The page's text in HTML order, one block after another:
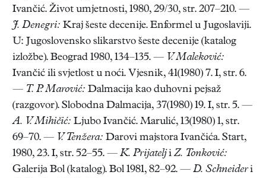
Ivančić. Život umjetnosti, 1980, 29/30, str. 207–210. —
J. Denegri: Kraj šeste decenije. Enformel u Jugoslaviji.
U: Jugoslovensko slikarstvo šeste decenije (katalog
izložbe). Beograd 1980, 134–135. — V. Maleković:
Ivančić ili svjetlost u noći. Vjesnik, 41(1980) 7. I, str. 6.
— T. P. Marović: Dalmacija kao duhovni pejsaž
(razgovor). Slobodna Dalmacija, 37(1980) 19. I, str. 5. —
A. V. Mihičić: Ljubo Ivančić. Marulić, 13(1980) 1, str.
69–70. — V. Tenžera: Darovi majstora Ivančića. Start,
1980, 23. I, str. 52–55. — K. Prijatelji Z. Tonković:
Galerija Bol (katalog). Bol 1981, 82–92. — D. Schneideri